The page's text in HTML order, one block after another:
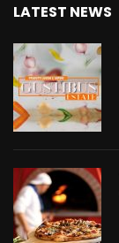
LATEST NEWS